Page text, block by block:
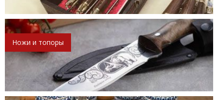
Ножи и топоры